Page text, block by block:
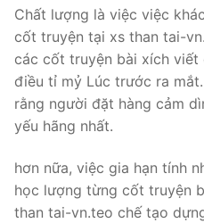
Chất lượng là việc việc
cốt truyện tại xs than tai-
các cốt truyện bài xích viết
điều tỉ mỷ Lúc trước ra
rằng người đặt hàng cảm
yếu hãng nhất.
hơn nữa, việc gia hạn tính
học lượng từng cốt truyện
than tai-vn.teo chế tạo